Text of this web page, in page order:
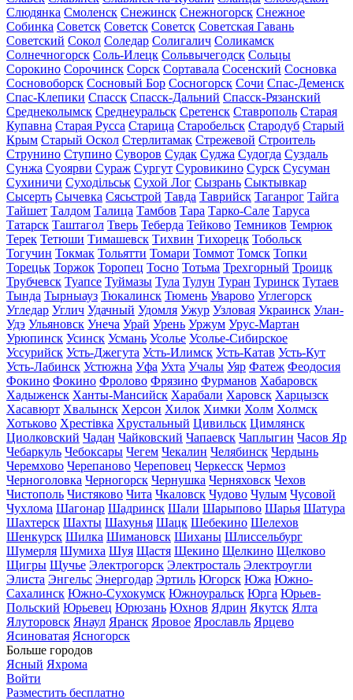
Слюдянка Смоленск Снежинск Снежногорск Снежное
Собинка Советск Советск Советск Советская Гавань
Советский Сокол Соледар Солигалич Соликамск
Солнечногорск Соль-Илецк Сольвычегодск Сольцы
Сорокино Сорочинск Сорск Сортавала Сосенский Сосновка
Сосновоборск Сосновый Бор Сосногорск Сочи Спас-Деменск
Спас-Клепики Спасск Спасск-Дальний Спасск-Рязанский
Среднеколымск Среднеуральск Сретенск Ставрополь Старая
Купавна Старая Русса Старица Старобельск Стародуб Старый
Крым Старый Оскол Стерлитамак Стрежевой Строитель
Струнино Ступино Суворов Судак Суджа Судогда Суздаль
Сунжа Суоярви Сураж Сургут Суровикино Сурск Сусуман
Сухиничи Суходільськ Сухой Лог Сызрань Сыктывкар
Сысерть Сычевка Сясьстрой Тавда Таврийск Таганрог Тайга
Тайшет Талдом Талица Тамбов Тара Тарко-Сале Таруса
Татарск Таштагол Тверь Теберда Тейково Темников Темрюк
Терек Тетюши Тимашевск Тихвин Тихорецк Тобольск
Тогучин Токмак Тольятти Томари Томмот Томск Топки
Торецьк Торжок Торопец Тосно Тотьма Трехгорный Троицк
Трубчевск Туапсе Туймазы Тула Тулун Туран Туринск Тутаев
Тында Тырныауз Тюкалинск Тюмень Уварово Углегорск
Угледар Углич Удачный Удомля Ужур Узловая Украинск Улан-
Удэ Ульяновск Унеча Урай Урень Уржум Урус-Мартан
Урюпинск Усинск Усмань Усолье Усолье-Сибирское
Уссурийск Усть-Джегута Усть-Илимск Усть-Катав Усть-Кут
Усть-Лабинск Устюжна Уфа Ухта Учалы Уяр Фатеж Феодосия
Фокино Фокино Фролово Фрязино Фурманов Хабаровск
Хадыженск Ханты-Мансийск Харабали Харовск Харцызск
Хасавюрт Хвалынск Херсон Хилок Химки Холм Холмск
Хотьково Хрестівка Хрустальный Цивильск Цимлянск
Циолковский Чадан Чайковский Чапаевск Чаплыгин Часов Яр
Чебаркуль Чебоксары Чегем Чекалин Челябинск Чердынь
Черемхово Черепаново Череповец Черкесск Чермоз
Черноголовка Черногорск Чернушка Черняховск Чехов
Чистополь Чистяково Чита Чкаловск Чудово Чулым Чусовой
Чухлома Шагонар Шадринск Шали Шарыпово Шарья Шатура
Шахтерск Шахты Шахунья Шацк Шебекино Шелехов
Шенкурск Шилка Шимановск Шиханы Шлиссельбург
Шумерля Шумиха Шуя Щастя Щекино Щелкино Щелково
Щигры Щучье Электрогорск Электросталь Электроугли
Элиста Энгельс Энергодар Эртиль Югорск Южа Южно-
Сахалинск Южно-Сухокумск Южноуральск Юрга Юрьев-
Польский Юрьевец Юрюзань Юхнов Ядрин Якутск Ялта
Ялуторовск Янаул Яранск Яровое Ярославль Ярцево
Ясиноватая Ясногорск
Больше городов
Ясный Яхрома
Войти
Разместить бесплатно